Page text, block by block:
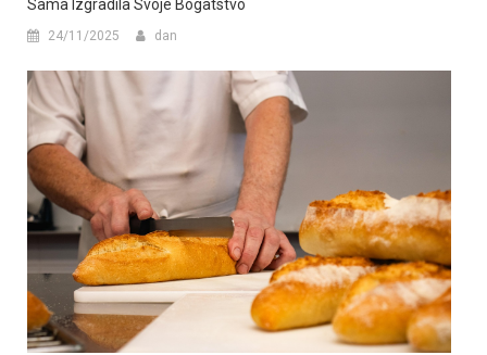
Sama Izgradila Svoje Bogatstvo
24/11/2025 dan